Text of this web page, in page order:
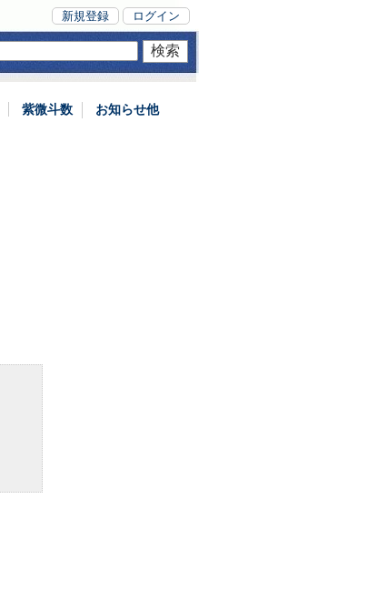
新規登録 ログイン
紫微斗数 お知らせ他